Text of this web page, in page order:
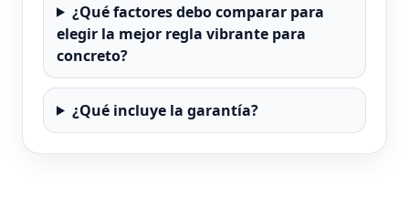
¿Qué factores debo comparar para
elegir la mejor regla vibrante para
concreto?
¿Qué incluye la garantía?